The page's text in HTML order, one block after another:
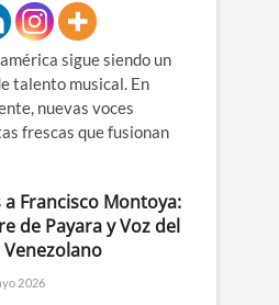
sigue siendo un
talento musical. En
nuevas voces
frescas que fusionan
a Francisco Montoya:
de Payara y Voz del
Venezolano
2026